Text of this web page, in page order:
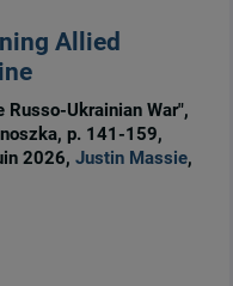
Allied
Ukrainian War",
p. 141-159,
2026, Justin Massie,